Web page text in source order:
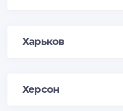
Харьков
Херсон